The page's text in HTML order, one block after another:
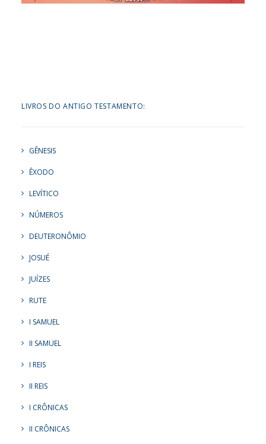
LIVROS DO ANTIGO TESTAMENTO:
GÊNESIS
ÊXODO
LEVÍTICO
NÚMEROS
DEUTERONÔMIO
JOSUÉ
JUÍZES
RUTE
I SAMUEL
II SAMUEL
I REIS
II REIS
I CRÔNICAS
II CRÔNICAS